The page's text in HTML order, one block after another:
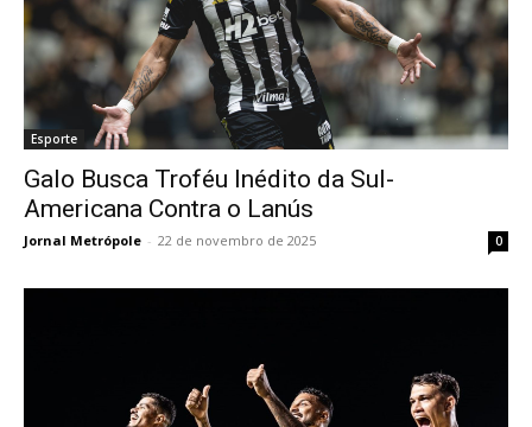
Esporte
Galo Busca Troféu Inédito da Sul-
Americana Contra o Lanús
Jornal Metrópole - 22 de novembro de 2025 0